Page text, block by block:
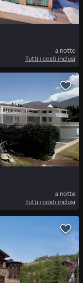
a notte
Tutti i costi inclusi
a notte
Tutti i costi inclusi